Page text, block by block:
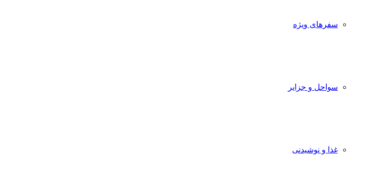
سفرهای ویژه
سواحل و جزایر
غذا و نوشیدنی